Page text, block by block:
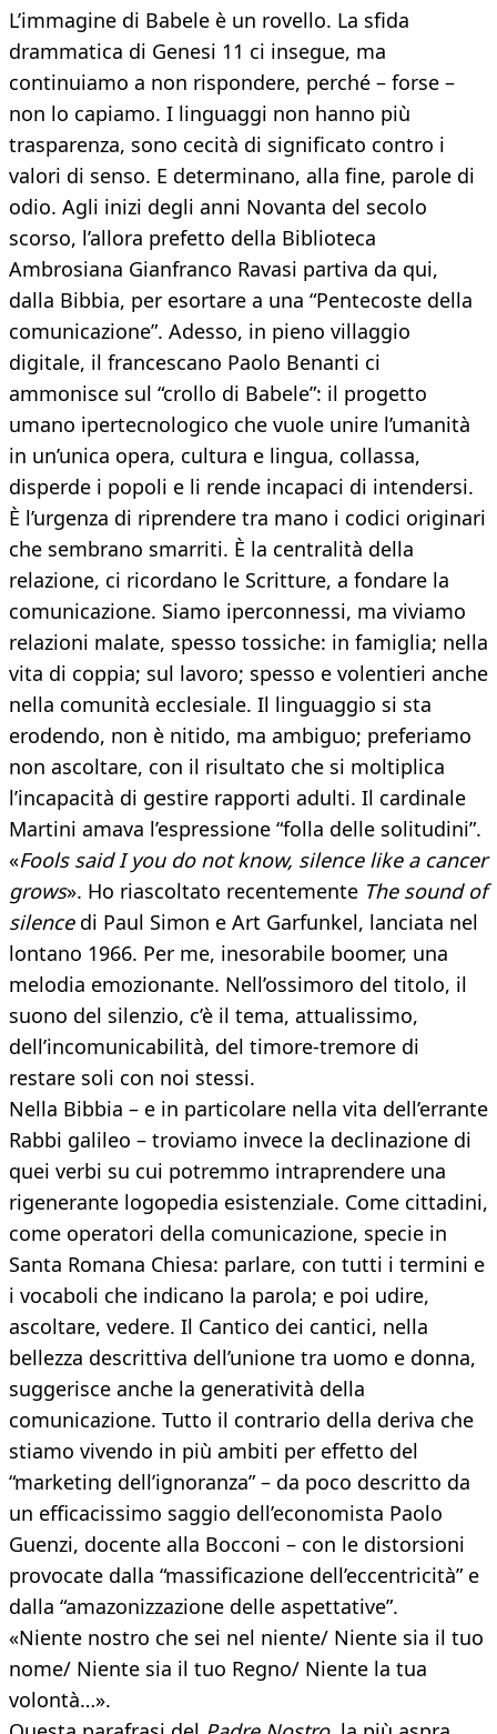
L’immagine di Babele è un rovello. La sfida
drammatica di Genesi 11 ci insegue, ma
continuiamo a non rispondere, perché – forse –
non lo capiamo. I linguaggi non hanno più
trasparenza, sono cecità di significato contro i
valori di senso. E determinano, alla fine, parole di
odio. Agli inizi degli anni Novanta del secolo
scorso, l’allora prefetto della Biblioteca
Ambrosiana Gianfranco Ravasi partiva da qui,
dalla Bibbia, per esortare a una “Pentecoste della
comunicazione”. Adesso, in pieno villaggio
digitale, il francescano Paolo Benanti ci
ammonisce sul “crollo di Babele”: il progetto
umano ipertecnologico che vuole unire l’umanità
in un’unica opera, cultura e lingua, collassa,
disperde i popoli e li rende incapaci di intendersi.
È l’urgenza di riprendere tra mano i codici originari
che sembrano smarriti. È la centralità della
relazione, ci ricordano le Scritture, a fondare la
comunicazione. Siamo iperconnessi, ma viviamo
relazioni malate, spesso tossiche: in famiglia; nella
vita di coppia; sul lavoro; spesso e volentieri anche
nella comunità ecclesiale. Il linguaggio si sta
erodendo, non è nitido, ma ambiguo; preferiamo
non ascoltare, con il risultato che si moltiplica
l’incapacità di gestire rapporti adulti. Il cardinale
Martini amava l’espressione “folla delle solitudini”.
«Fools said I you do not know, silence like a cancer
grows». Ho riascoltato recentemente The sound of
silencedi Paul Simon e Art Garfunkel, lanciata nel
lontano 1966. Per me, inesorabile boomer, una
melodia emozionante. Nell’ossimoro del titolo, il
suono del silenzio, c’è il tema, attualissimo,
dell’incomunicabilità, del timore-tremore di
restare soli con noi stessi.
Nella Bibbia – e in particolare nella vita dell’errante
Rabbi galileo – troviamo invece la declinazione di
quei verbi su cui potremmo intraprendere una
rigenerante logopedia esistenziale. Come cittadini,
come operatori della comunicazione, specie in
Santa Romana Chiesa: parlare, con tutti i termini e
i vocaboli che indicano la parola; e poi udire,
ascoltare, vedere. Il Cantico dei cantici, nella
bellezza descrittiva dell’unione tra uomo e donna,
suggerisce anche la generatività della
comunicazione. Tutto il contrario della deriva che
stiamo vivendo in più ambiti per effetto del
“marketing dell’ignoranza” – da poco descritto da
un efficacissimo saggio dell’economista Paolo
Guenzi, docente alla Bocconi – con le distorsioni
provocate dalla “massificazione dell’eccentricità” e
dalla “amazonizzazione delle aspettative”.
«Niente nostro che sei nel niente/ Niente sia il tuo
nome/ Niente sia il tuo Regno/ Niente la tua
volontà…».